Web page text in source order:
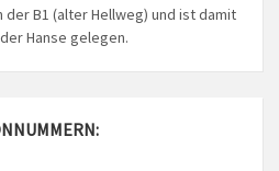
B1 (alter Hellweg) und ist damit
Hanse gelegen.